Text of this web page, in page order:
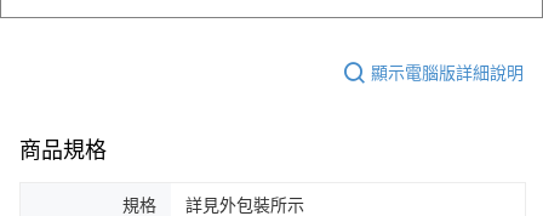
顯示電腦版詳細說明
商品規格
規格 詳見外包裝所示